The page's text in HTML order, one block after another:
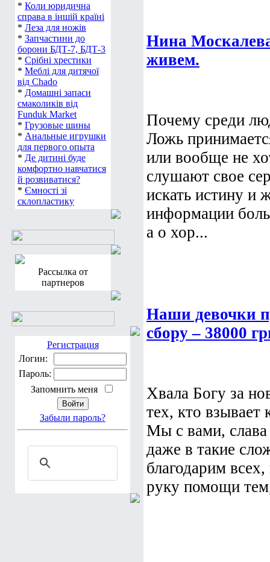
* Коли юридична
справа в іншій країні
* Леза для ножів
* Запчастини до
борони БДТ-7, БДТ-3
* Срібні хрестики
* Меблі для дитячої
від Chado
* Домашні запаси
смаколиків від
Funduk Market
* Грузовые шины
* Анальные игрушки
для первого опыта
* Де дитині буде
комфортно навчатися
й розвиватися?
* Ємності зі
склопластику
Рассылка от
партнеров
Регистрация
Логин:
Пароль:
Запомнить меня
Забыли пароль?
Нина
живем.
Почему среди
Ложь
или вообще не
слушают свое
искать истину и
информации
а о хор...
Наши девочки
сбору – 38000
Хвала Богу за
тех, кто
Мы с вами, слава
даже в такие
благодарим
руку помощи